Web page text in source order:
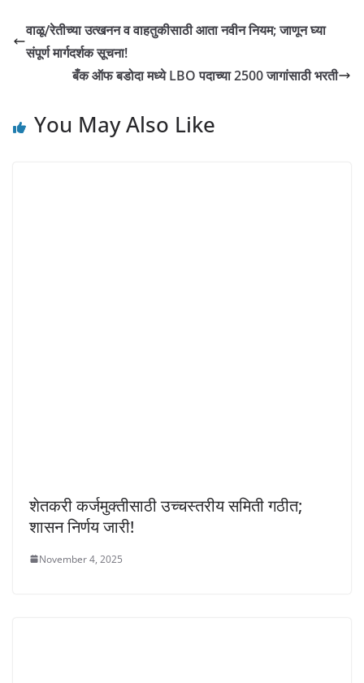
वाळू/रेतीच्या उत्खनन व वाहतुकीसाठी आता नवीन नियम; जाणून घ्या
संपूर्ण मार्गदर्शक सूचना!
बँक ऑफ बडोदा मध्ये LBO पदाच्या 2500 जागांसाठी भरती
You May Also Like
शेतकरी कर्जमुक्तीसाठी उच्चस्तरीय समिती गठीत;
शासन निर्णय जारी!
November 4, 2025